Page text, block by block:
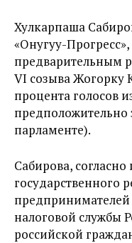
Хулкарпаша
«Онугуу-
предварительным
VI созыва Жогорку
процента голосов
предположительно
парламенте).
Сабирова,
государственного
налоговой службы
российской